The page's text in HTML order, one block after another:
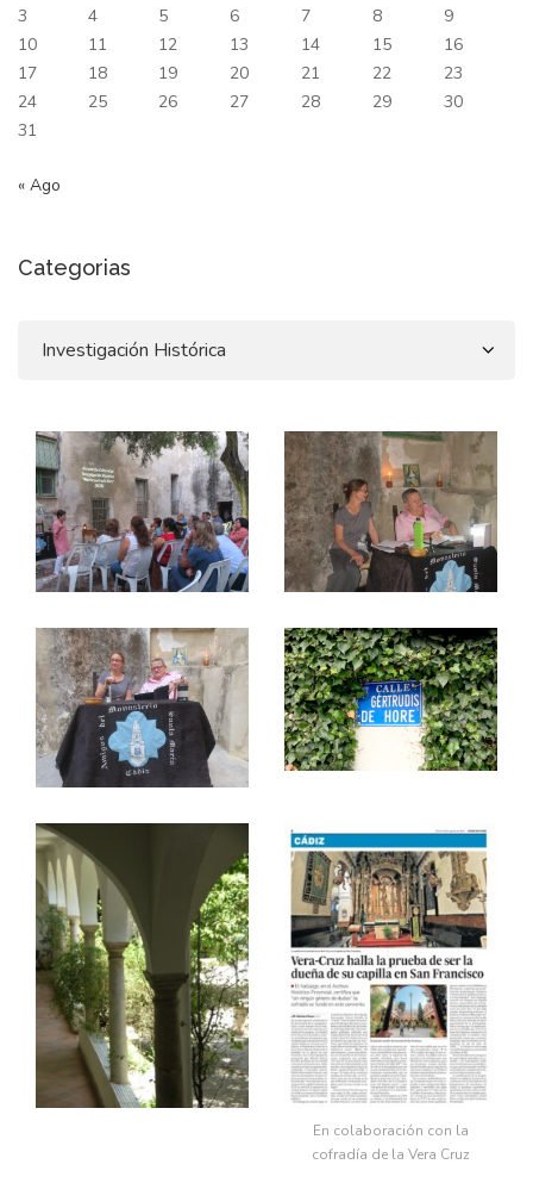
3
4 5 6 7 8
9
10
11 12 13 14 15
16
17
18 19 20 21 22
23
24
25 26 27 28 29
30
31
« Ago
Categorias
En colaboración con la
cofradía de la Vera Cruz